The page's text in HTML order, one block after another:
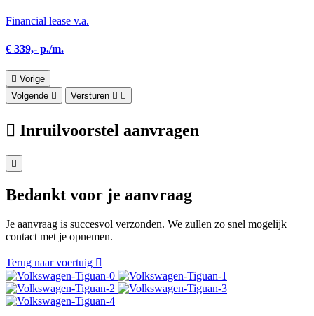
Financial lease v.a.
€ 339,- p./m.
Vorige
Volgende
Versturen
Inruilvoorstel aanvragen
Bedankt voor je aanvraag
Je aanvraag is succesvol verzonden. We zullen zo snel mogelijk
contact met je opnemen.
Terug naar voertuig